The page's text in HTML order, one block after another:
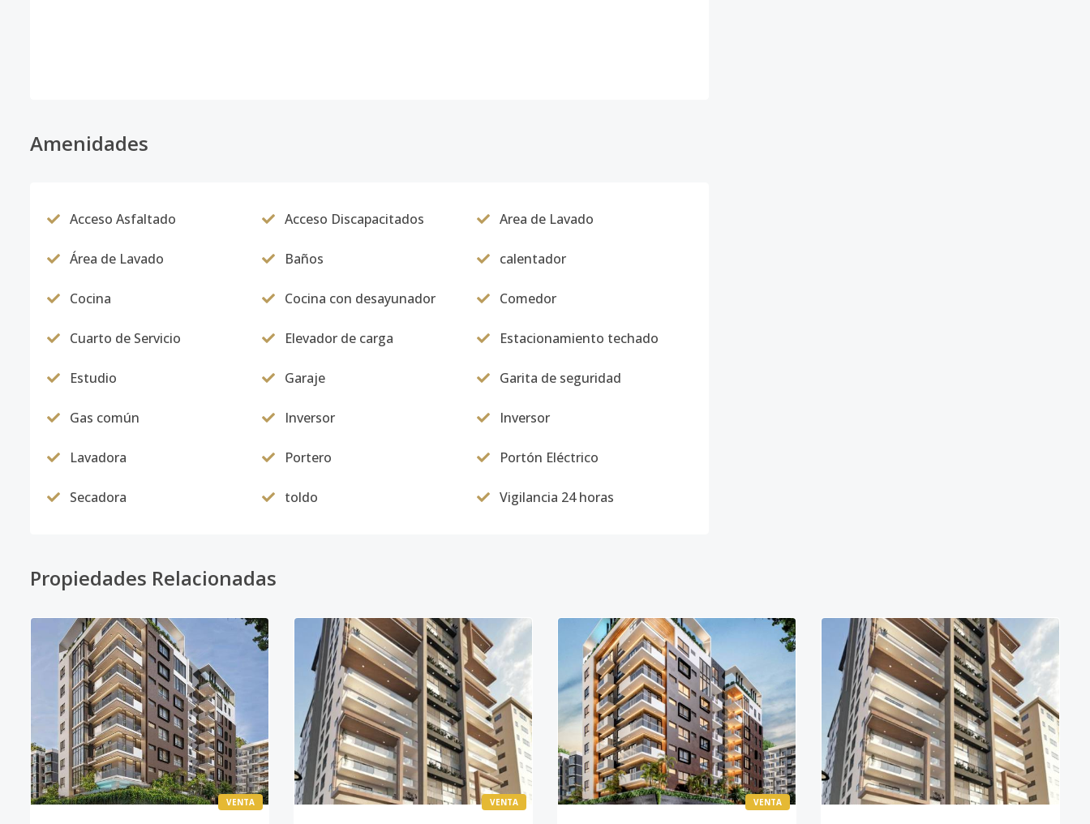
Amenidades
Acceso Asfaltado Acceso Discapacitados Area de Lavado
Área de Lavado Baños calentador
Cocina Cocina con desayunador Comedor
Cuarto de Servicio Elevador de carga Estacionamiento techado
Estudio Garaje Garita de seguridad
Gas común Inversor Inversor
Lavadora Portero Portón Eléctrico
Secadora toldo Vigilancia 24 horas
Propiedades Relacionadas
VENTA VENTA VENTA